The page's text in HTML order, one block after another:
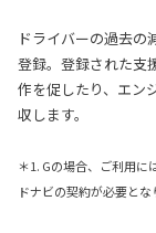
ドライバーの過去の
登録。登録された支
作を促したり、エン
収します。
＊1. Gの場合、ご利用
ドナビの契約が必要と